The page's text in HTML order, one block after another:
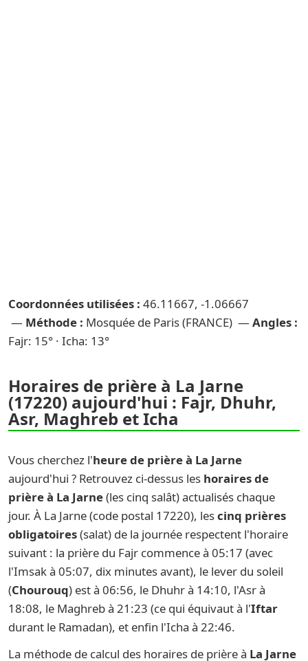
Coordonnées utilisées : 46.11667, -1.06667
— Méthode : Mosquée de Paris (FRANCE) — Angles :
Fajr: 15° · Icha: 13°
Horaires de prière à La Jarne
(17220) aujourd'hui : Fajr, Dhuhr,
Asr, Maghreb et Icha
Vous cherchez l'heure de prière à La Jarne
aujourd'hui ? Retrouvez ci-dessus les horaires de
prière à La Jarne(les cinq salât) actualisés chaque
jour. À La Jarne (code postal 17220), lescinq prières
obligatoires(salat) de la journée respectent l'horaire
suivant : la prière du Fajr commence à 05:17 (avec
l'Imsak à 05:07, dix minutes avant), le lever du soleil
(Chourouq) est à 06:56, le Dhuhr à 14:10, l'Asr à
18:08, le Maghreb à 21:23 (ce qui équivaut à l'Iftar
durant le Ramadan), et enfin l'Icha à 22:46.
La méthode de calcul des horaires de prière à La Jarne